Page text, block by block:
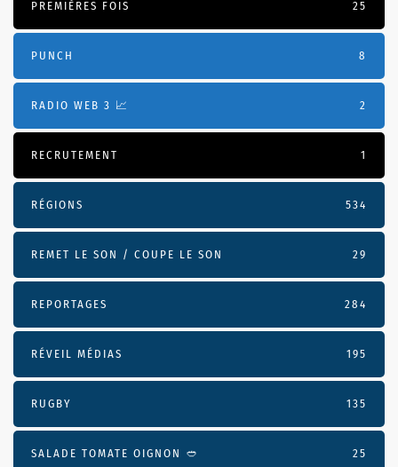
PREMIÈRES FOIS 25
PUNCH 8
RADIO WEB 3 📈 2
RECRUTEMENT 1
RÉGIONS 534
REMET LE SON / COUPE LE SON 29
REPORTAGES 284
RÉVEIL MÉDIAS 195
RUGBY 135
SALADE TOMATE OIGNON 🥙 25